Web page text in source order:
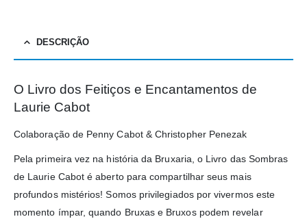
DESCRIÇÃO
O Livro dos Feitiços e Encantamentos de
Laurie Cabot
Colaboração de Penny Cabot & Christopher Penezak
Pela primeira vez na história da Bruxaria, o Livro das Sombras
de Laurie Cabot é aberto para compartilhar seus mais
profundos mistérios! Somos privilegiados por vivermos este
momento ímpar, quando Bruxas e Bruxos podem revelar